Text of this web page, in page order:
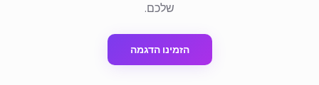
שלכם.
הזמינו הדגמה